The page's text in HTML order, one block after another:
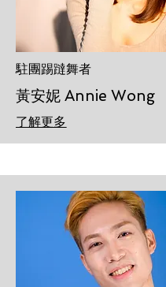
駐團踢躂舞者
黃安妮 Annie Wong
了解更多